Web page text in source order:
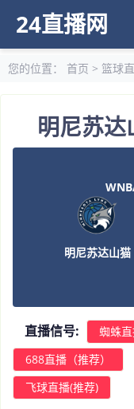
24直播网
您的位置： 首页 > 篮球
明尼苏达
明尼苏达山猫
直播信号: 蜘蛛
688直播（推荐）
飞球直播(推荐)